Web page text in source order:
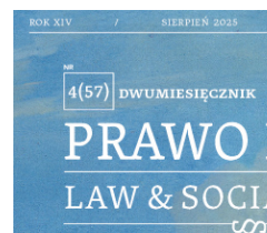
Cover image